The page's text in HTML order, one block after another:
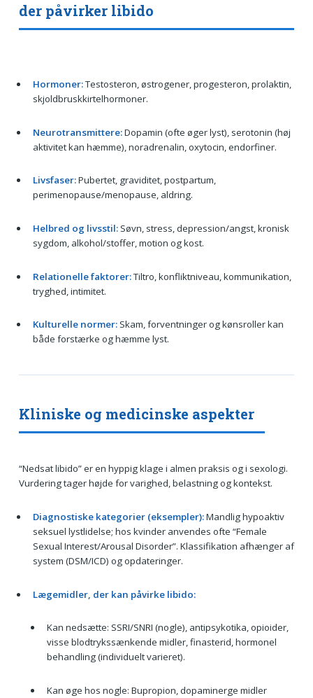
der påvirker libido
Hormoner:Testosteron, østrogener, progesteron, prolaktin,
skjoldbruskkirtelhormoner.
Neurotransmittere:Dopamin (ofte øger lyst), serotonin (høj
aktivitet kan hæmme), noradrenalin, oxytocin, endorfiner.
Livsfaser:Pubertet, graviditet, postpartum,
perimenopause/menopause, aldring.
Helbred og livsstil:Søvn, stress, depression/angst, kronisk
sygdom, alkohol/stoffer, motion og kost.
Relationelle faktorer:Tiltro, konfliktniveau, kommunikation,
tryghed, intimitet.
Kulturelle normer:Skam, forventninger og kønsroller kan
både forstærke og hæmme lyst.
Kliniske og medicinske aspekter
“Nedsat libido” er en hyppig klage i almen praksis og i sexologi.
Vurdering tager højde for varighed, belastning og kontekst.
Diagnostiske kategorier (eksempler):Mandlig hypoaktiv
seksuel lystlidelse; hos kvinder anvendes ofte “Female
Sexual Interest/Arousal Disorder”. Klassifikation afhænger af
system (DSM/ICD) og opdateringer.
Lægemidler, der kan påvirke libido:
Kan nedsætte: SSRI/SNRI (nogle), antipsykotika, opioider,
visse blodtrykssænkende midler, finasterid, hormonel
behandling (individuelt varieret).
Kan øge hos nogle: Bupropion, dopaminerge midler